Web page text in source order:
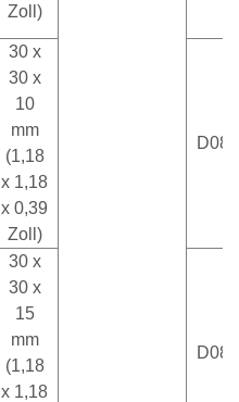
Zoll)
30 x
30 x
10
mm
(1,18
x 1,18
x 0,39
Zoll)
30 x
30 x
15
mm
(1,18
x 1,18